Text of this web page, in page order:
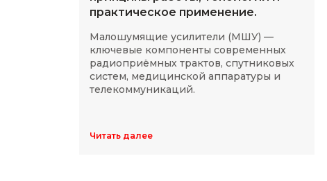
практическое применение.
Малошумящие усилители (МШУ) —
ключевые компоненты современных
радиоприёмных трактов, спутниковых
систем, медицинской аппаратуры и
телекоммуникаций.
Читать далее